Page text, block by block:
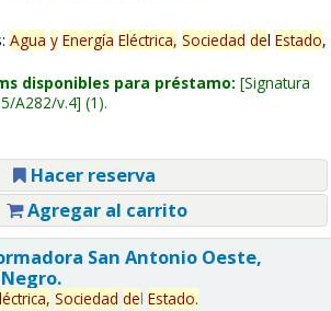
Agua y Energía Eléctrica, Sociedad del Estado,
disponibles para préstamo: Signatura
A282/v.4 (1).
Hacer reserva
Agregar al carrito
San Antonio Oeste,
Sociedad del Estado.